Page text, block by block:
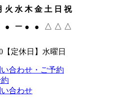
火 水 木 金 土 日 祝
● ー ● ● △ △ △
定休日】水曜日